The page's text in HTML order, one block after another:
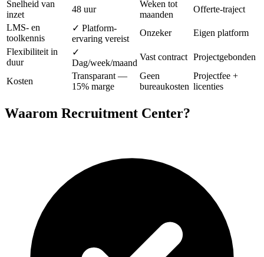
Snelheid van
inzet
48 uur
Weken tot
maanden
Offerte-traject
LMS- en
toolkennis
✓ Platform-
ervaring vereist
Onzeker
Eigen platform
Flexibiliteit in
duur
✓
Dag/week/maand
Vast contract Projectgebonden
Kosten
Transparant —
15% marge
Geen
bureaukosten
Projectfee +
licenties
Waarom Recruitment Center?